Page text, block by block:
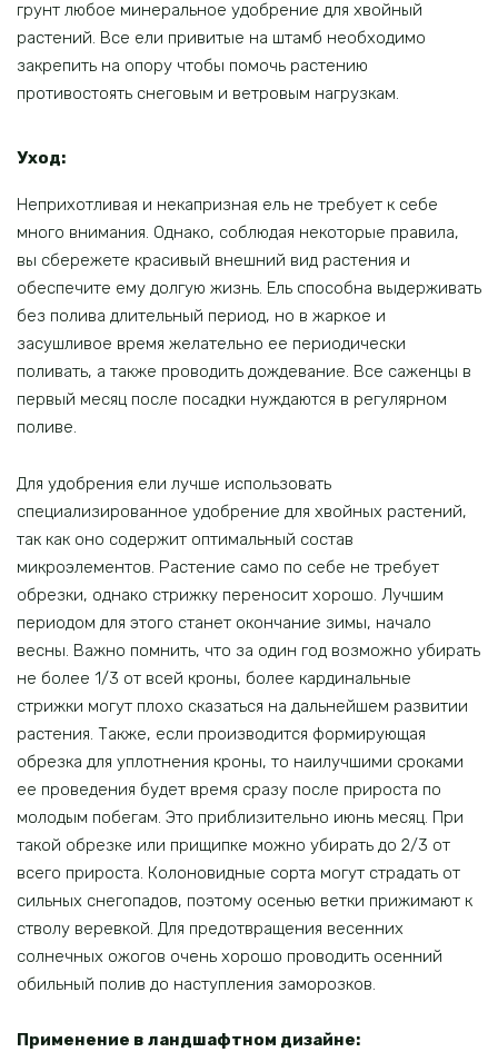
грунт любое минеральное удобрение для хвойный
растений. Все ели привитые на штамб необходимо
закрепить на опору чтобы помочь растению
противостоять снеговым и ветровым нагрузкам.
Уход:
Неприхотливая и некапризная ель не требует к себе
много внимания. Однако, соблюдая некоторые правила,
вы сбережете красивый внешний вид растения и
обеспечите ему долгую жизнь. Ель способна выдерживать
без полива длительный период, но в жаркое и
засушливое время желательно ее периодически
поливать, а также проводить дождевание. Все саженцы в
первый месяц после посадки нуждаются в регулярном
поливе.
Для удобрения ели лучше использовать
специализированное удобрение для хвойных растений,
так как оно содержит оптимальный состав
микроэлементов. Растение само по себе не требует
обрезки, однако стрижку переносит хорошо. Лучшим
периодом для этого станет окончание зимы, начало
весны. Важно помнить, что за один год возможно убирать
не более 1/3 от всей кроны, более кардинальные
стрижки могут плохо сказаться на дальнейшем развитии
растения. Также, если производится формирующая
обрезка для уплотнения кроны, то наилучшими сроками
ее проведения будет время сразу после прироста по
молодым побегам. Это приблизительно июнь месяц. При
такой обрезке или прищипке можно убирать до 2/3 от
всего прироста. Колоновидные сорта могут страдать от
сильных снегопадов, поэтому осенью ветки прижимают к
стволу веревкой. Для предотвращения весенних
солнечных ожогов очень хорошо проводить осенний
обильный полив до наступления заморозков.
Применение в ландшафтном дизайне: